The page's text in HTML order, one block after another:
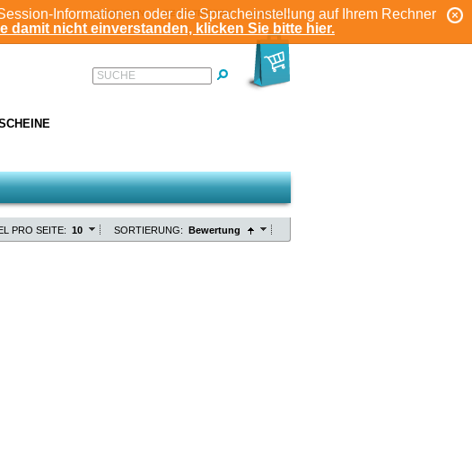
Informationen oder die Spracheinstellung auf Ihrem Rechner
damit nicht einverstanden, klicken Sie bitte hier.
KONTO
ANMELDEN REGISTRIEREN
SUCHE
SORTIERUNG: Bewertung
PRO SEITE: 10